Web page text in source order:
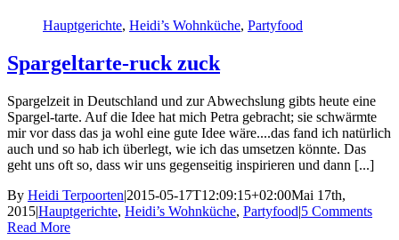
Hauptgerichte, Heidi’s Wohnküche, Partyfood
Spargeltarte-ruck zuck
Spargelzeit in Deutschland und zur Abwechslung gibts heute eine
Spargel-tarte. Auf die Idee hat mich Petra gebracht; sie schwärmte
mir vor dass das ja wohl eine gute Idee wäre....das fand ich natürlich
auch und so hab ich überlegt, wie ich das umsetzen könnte. Das
geht uns oft so, dass wir uns gegenseitig inspirieren und dann [...]
By Heidi Terpoorten|2015-05-17T12:09:15+02:00Mai 17th,
2015|Hauptgerichte, Heidi’s Wohnküche, Partyfood|5 Comments
Read More